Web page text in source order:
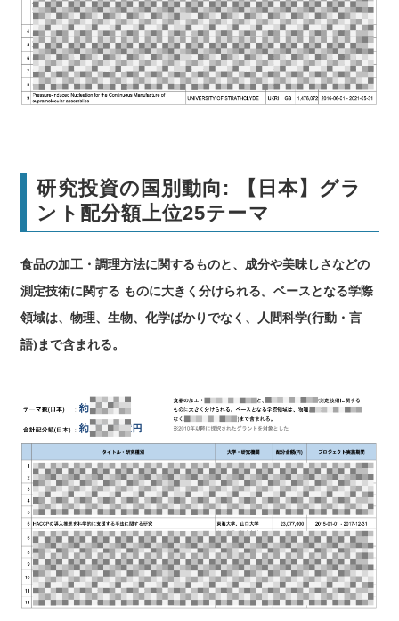
研究投資の国別動向: 【日本】グラ
ント配分額上位25テーマ
食品の加工・調理方法に関するものと、成分や美味しさなどの
測定技術に関する ものに大きく分けられる。ベースとなる学際
領域は、物理、生物、化学ばかりでなく、人間科学(行動・言
語)まで含まれる。